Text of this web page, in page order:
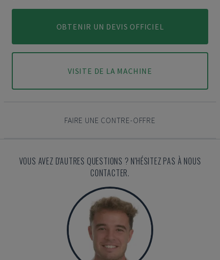
OBTENIR UN DEVIS OFFICIEL
VISITE DE LA MACHINE
FAIRE UNE CONTRE-OFFRE
VOUS AVEZ D'AUTRES QUESTIONS ? N'HÉSITEZ PAS À NOUS
CONTACTER.